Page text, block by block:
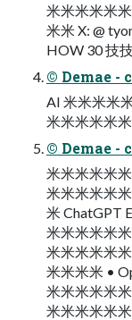
米米米米米
米米 X: @
HOW 30 技
© Demae -
AI 米米米米
米米米米米
© Demae -
米米米米米
米米米米米
米 ChatGPT
米米米米米
米米米米米
米米米米 •
米米米米米
米米米米米